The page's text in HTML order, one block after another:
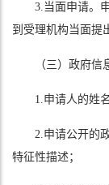
3.当面申请。
到受理机构当面提
（三）政府信
1.申请人的姓
2.申请公开的
特征性描述；